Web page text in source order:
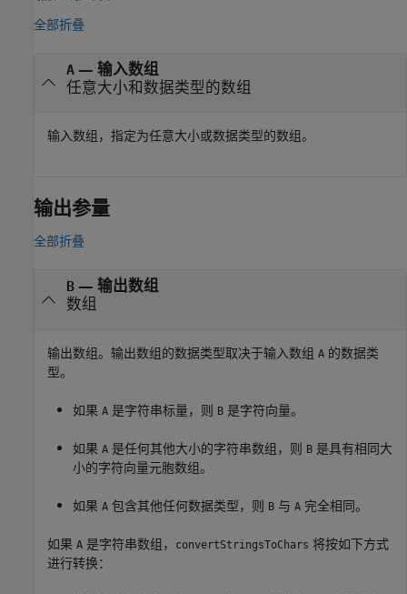
全部折叠
A— 输入数组
任意大小和数据类型的数组
输入数组，指定为任意大小或数据类型的数组。
输出参量
全部折叠
B— 输出数组
数组
输出数组。输出数组的数据类型取决于输入数组 A 的数据类
型。
如果 A 是字符串标量，则 B 是字符向量。
如果 A 是任何其他大小的字符串数组，则 B 是具有相同大
小的字符向量元胞数组。
如果 A 包含其他任何数据类型，则 B 与 A 完全相同。
如果 A 是字符串数组， convertStringsToChars 将按如下方式
进行转换：